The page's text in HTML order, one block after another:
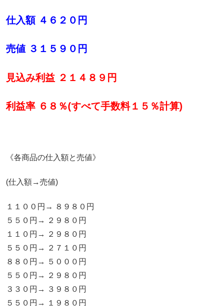
仕入額 ４６２０円
売値 ３１５９０円
見込み利益 ２１４８９円
利益率 ６８％(すべて手数料１５％計算)
《各商品の仕入額と売値》
(仕入額→売値)
１１００円→ ８９８０円
５５０円→ ２９８０円
１１０円→ ２９８０円
５５０円→ ２７１０円
８８０円→ ５０００円
５５０円→ ２９８０円
３３０円→ ３９８０円
５５０円→ １９８０円